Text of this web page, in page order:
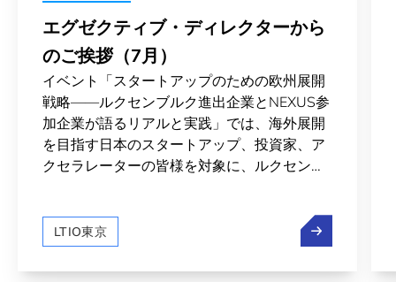
エグゼクティブ・ディレクターから
のご挨拶（7月）
イベント「スタートアップのための欧州展開
戦略——ルクセンブルク進出企業とNEXUS参
加企業が語るリアルと実践」では、海外展開
を目指す日本のスタートアップ、投資家、ア
クセラレーターの皆様を対象に、ルクセンブ
てお届けしました。また、ルクセンブルクと
日本の宇宙分野での交流の裾野が広がってい
ます。
LTIO東京 エグゼクティ